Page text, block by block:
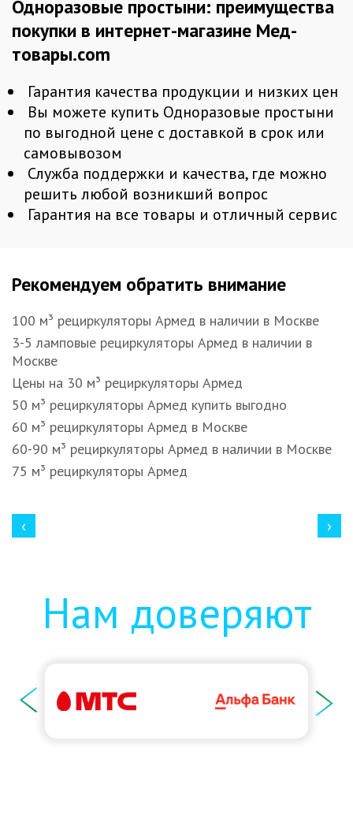
Одноразовые простыни: преимущества
покупки в интернет-магазине Мед-
товары.com
Гарантия качества продукции и низких цен
Вы можете купить Одноразовые простыни
по выгодной цене с доставкой в срок или
самовывозом
Служба поддержки и качества, где можно
решить любой возникший вопрос
Гарантия на все товары и отличный сервис
Рекомендуем обратить внимание
100 м³ рециркуляторы Армед в наличии в Москве
3-5 ламповые рециркуляторы Армед в наличии в
Москве
Цены на 30 м³ рециркуляторы Армед
50 м³ рециркуляторы Армед купить выгодно
60 м³ рециркуляторы Армед в Москве
60-90 м³ рециркуляторы Армед в наличии в Москве
75 м³ рециркуляторы Армед
‹ ›
Нам доверяют